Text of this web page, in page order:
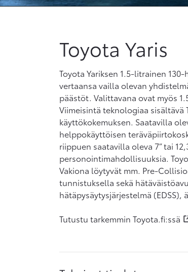
Toyota Yaris
Toyota Yariksen 1.5-litrainen
vertaansa vailla olevan
päästöt. Valittavana ovat myös
Viimeisintä teknologiaa sisältävä
käyttökokemuksen. Saatavilla
helppokäyttöisen
riippuen saatavilla oleva 7” tai
personointimahdollisuuksia.
Vakiona löytyvät mm. Pre-
tunnistuksella sekä
hätäpysäytysjärjestelmä
Tutustu tarkemmin Toyota.fi:ssä